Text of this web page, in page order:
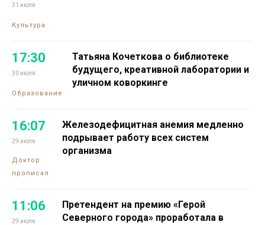
31 июля
Культура
17:30
30 июля
Образование
Татьяна Кочеткова о библиотеке
будущего, креативной лаборатории и
уличном коворкинге
16:07
29 июля
Доктор
прописал
Железодефицитная анемия медленно
подрывает работу всех систем
организма
11:06
29 июля
Претендент на премию «Герой
Северного города» проработала в